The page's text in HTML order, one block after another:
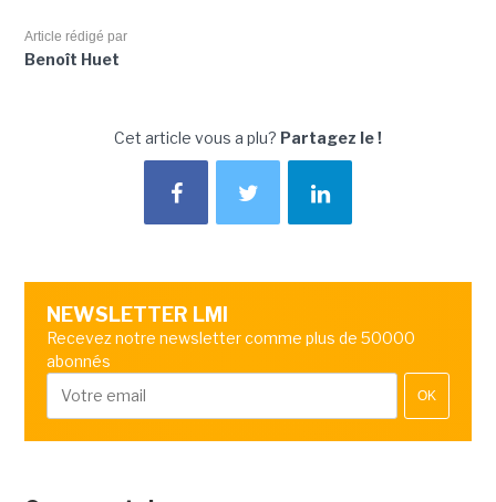
Article rédigé par
Benoît Huet
Cet article vous a plu? Partagez le !
NEWSLETTER LMI
Recevez notre newsletter comme plus de 50000
abonnés
OK